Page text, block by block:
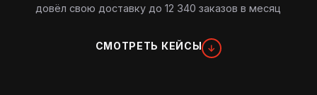
довёл свою доставку до 12 340 заказов в месяц
СМОТРЕТЬ КЕЙСЫ ↓